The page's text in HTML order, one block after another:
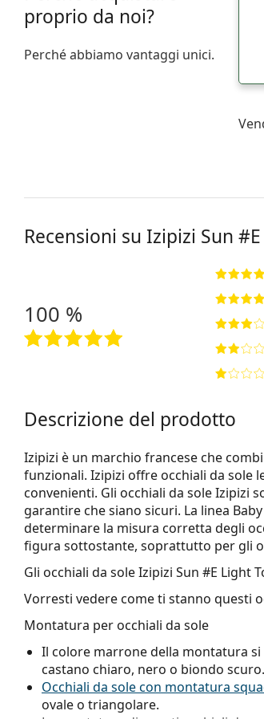
proprio da noi?
Perché abbiamo vantaggi unici.
Recensioni su Izipizi Sun
100 %
Descrizione del prodotto
Izipizi è un marchio francese che
funzionali. Izipizi offre occhiali da sole
convenienti. Gli occhiali da sole Izipizi
garantire che siano sicuri. La linea
determinare la misura corretta degli
figura sottostante, soprattutto per gli
Gli occhiali da soleIzipizi Sun #E Light
Vorresti vedere come ti stanno questi
Montatura per occhiali da sole
Il colore marrone della montatura
castano chiaro, nero o biondo scuro.
Occhiali da sole con montatura
ovale o triangolare.